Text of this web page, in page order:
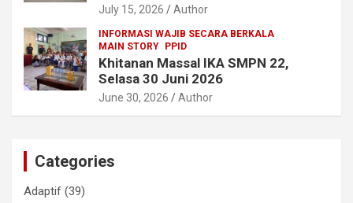
July 15, 2026 Author
INFORMASI WAJIB SECARA BERKALA
MAIN STORY
PPID
Khitanan Massal IKA SMPN 22,
Selasa 30 Juni 2026
June 30, 2026 Author
Categories
Adaptif (39)